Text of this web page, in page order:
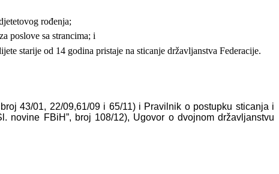
rođenja;
poslove sa strancima; i
starije od 14 godina pristaje na sticanje državljanstva Federacije.
43/01, 22/09,61/09 i 65/11) i Pravilnik o postupku sticanja i
novine FBiH”, broj 108/12), Ugovor o dvojnom državljanstvu